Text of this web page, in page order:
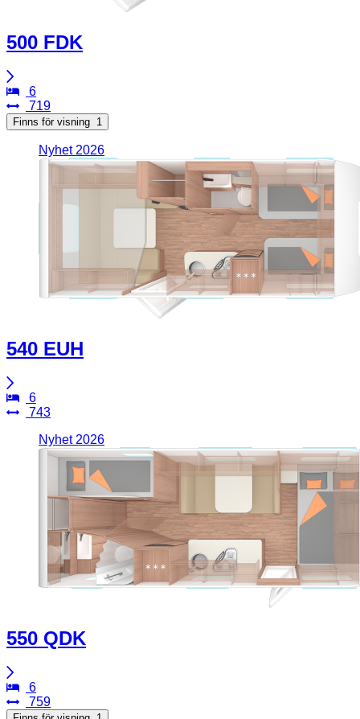
500 FDK
6
719
Finns för visning 1
Nyhet 2026
540 EUH
6
743
Nyhet 2026
550 QDK
6
759